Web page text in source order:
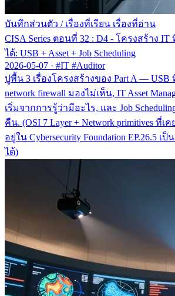
บันทึกส่วนตัว / เรื่องที่เรียน เรื่องที่อ่าน
CISA Series ตอนที่ 32 : D4 - โครงสร้าง
ได้: USB + Asset + Job Scheduling
2026-05-07 · #IT #Auditor
ปูพื้น 3 เรื่องโครงสร้างของ Part A —
network firewall มองไม่เห็น, IT Asset
เริ่มจากการรู้ว่ามีอะไร, และ Job
คืน. (OSI 7 Layer + Network primitives ที่
อยู่ใน Cybersecurity Foundation EP.26.5 เ
ได้)